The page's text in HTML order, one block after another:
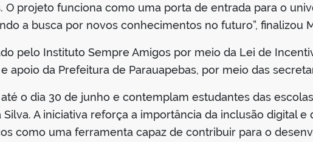
O projeto funciona como uma porta de entrada para o
a busca por novos conhecimentos no futuro”, finalizou
pelo Instituto Sempre Amigos por meio da Lei de
apoio da Prefeitura de Parauapebas, por meio das
o dia 30 de junho e contemplam estudantes das
Silva. A iniciativa reforça a importância da inclusão digital
como uma ferramenta capaz de contribuir para o